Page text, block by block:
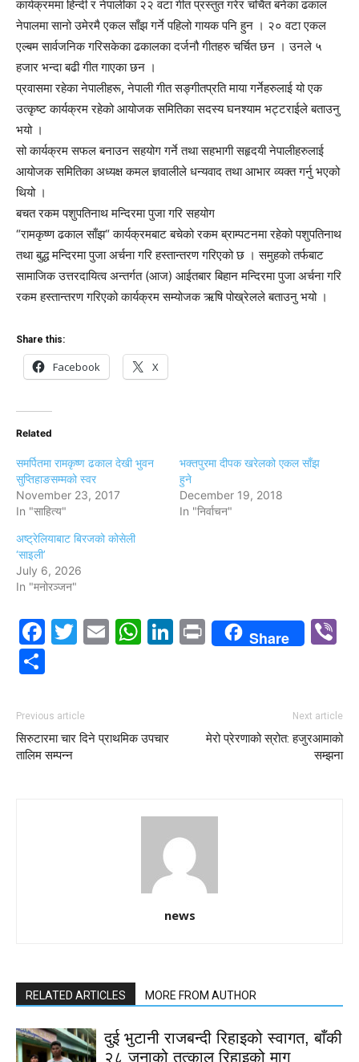
कार्यक्रममा हिन्दी र नेपालीका २२ वटा गीत प्रस्तुत गरेर चर्चित बनेका ढकाल
नेपालमा सानो उमेरमै एकल साँझ गर्ने पहिलो गायक पनि हुन । २० वटा एकल
एल्बम सार्वजनिक गरिसकेका ढकालका दर्जनौ गीतहरु चर्चित छन । उनले ५
हजार भन्दा बढी गीत गाएका छन ।
प्रवासमा रहेका नेपालीहरू, नेपाली गीत सङ्गीतप्रति माया गर्नेहरुलाई यो एक
उत्कृष्ट कार्यक्रम रहेको आयोजक समितिका सदस्य घनश्याम भट्टराईले बताउनु
भयो ।
सो कार्यक्रम सफल बनाउन सहयोग गर्ने तथा सहभागी सहृदयी नेपालीहरुलाई
आयोजक समितिका अध्यक्ष कमल ज्ञवालीले धन्यवाद तथा आभार व्यक्त गर्नु भएको
थियो ।
बचत रकम पशुपतिनाथ मन्दिरमा पुजा गरि सहयोग
“रामकृष्ण ढकाल साँझ“ कार्यक्रमबाट बचेको रकम ब्राम्पटनमा रहेको पशुपतिनाथ
तथा बुद्ध मन्दिरमा पुजा अर्चना गरि हस्तान्तरण गरिएको छ । समुहको तर्फबाट
सामाजिक उत्तरदायित्व अन्तर्गत (आज) आईतबार बिहान मन्दिरमा पुजा अर्चना गरि
रकम हस्तान्तरण गरिएको कार्यक्रम सम्योजक ऋषि पोख्रेलले बताउनु भयो ।
Share this:
Facebook X
Related
समर्पितमा रामकृष्ण ढकाल देखी भुवन
सुप्तिहाङसम्मको स्वर
November 23, 2017
In "साहित्य"
भक्तपुरमा दीपक खरेलको एकल साँझ
हुने
December 19, 2018
In "निर्वाचन"
अष्ट्रेलियाबाट बिरजको कोसेली
‘साइली’
July 6, 2026
In "मनोरञ्जन"
Facebook
Twitter
EmailWhatsApp
LinkedIn
PrintShare
Previous article
सिरुटारमा चार दिने प्राथमिक उपचार
तालिम सम्पन्न
Next article
मेरो प्रेरणाको स्रोत: हजुरआमाको
सम्झना
news
RELATED ARTICLES MORE FROM AUTHOR
दुई भुटानी राजबन्दी रिहाइको स्वागत, बाँकी
२८ जनाको तत्काल रिहाइको माग